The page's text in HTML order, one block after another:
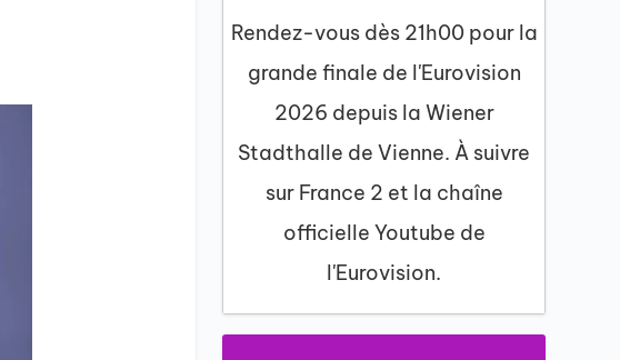
Rendez-vous dès 21h00 pour la
grande finale de l'Eurovision
2026 depuis la Wiener
Stadthalle de Vienne. À suivre
sur France 2 et la chaîne
officielle Youtube de
l'Eurovision.